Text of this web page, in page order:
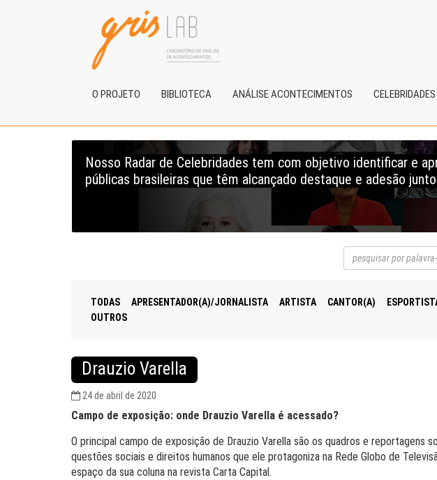
O PROJETO BIBLIOTECA ANÁLISE ACONTECIMENTOS CELEBRIDADES
Nosso Radar de Celebridades tem com objetivo identificar e
públicas brasileiras que têm alcançado destaque e adesão
TODAS APRESENTADOR(A)/JORNALISTA ARTISTA CANTOR(A)
OUTROS
Drauzio Varella
24 de abril de 2020
Campo de exposição: onde Drauzio Varella é acessado?
O principal campo de exposição de Drauzio Varella são os quadros e reportagens
questões sociais e direitos humanos que ele protagoniza na Rede Globo de
espaço da sua coluna na revista Carta Capital.